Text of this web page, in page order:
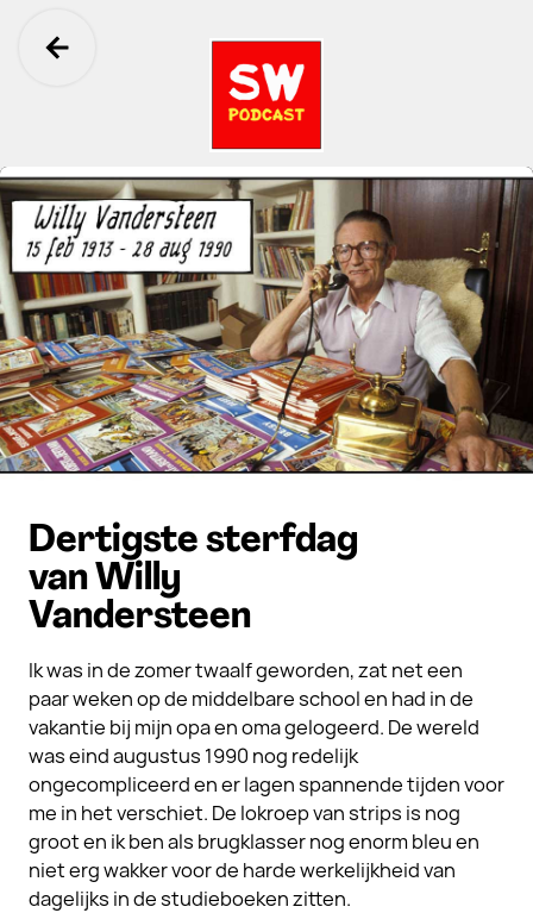
Ga terug
Suske en Wiske: De Perfecte Podcast
Dertigste sterfdag
van Willy
Vandersteen
Ik was in de zomer twaalf geworden, zat net een
paar weken op de middelbare school en had in de
vakantie bij mijn opa en oma gelogeerd. De wereld
was eind augustus 1990 nog redelijk
ongecompliceerd en er lagen spannende tijden voor
me in het verschiet. De lokroep van strips is nog
groot en ik ben als brugklasser nog enorm bleu en
niet erg wakker voor de harde werkelijkheid van
dagelijks in de studieboeken zitten.